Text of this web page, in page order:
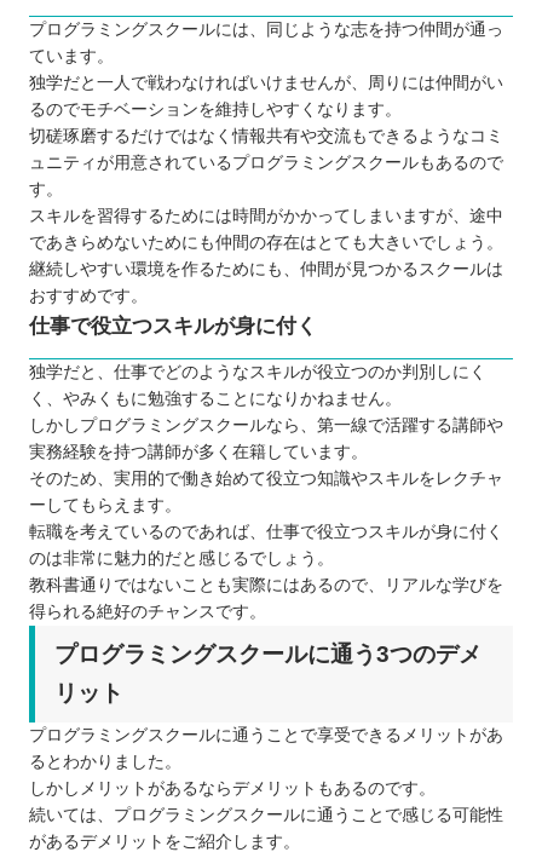
プログラミングスクールには、同じような志を持つ仲間が通っ
ています。
独学だと一人で戦わなければいけませんが、周りには仲間がい
るのでモチベーションを維持しやすくなります。
切磋琢磨するだけではなく情報共有や交流もできるようなコミ
ュニティが用意されているプログラミングスクールもあるので
す。
スキルを習得するためには時間がかかってしまいますが、途中
であきらめないためにも仲間の存在はとても大きいでしょう。
継続しやすい環境を作るためにも、仲間が見つかるスクールは
おすすめです。
仕事で役立つスキルが身に付く
独学だと、仕事でどのようなスキルが役立つのか判別しにく
く、やみくもに勉強することになりかねません。
しかしプログラミングスクールなら、第一線で活躍する講師や
実務経験を持つ講師が多く在籍しています。
そのため、実用的で働き始めて役立つ知識やスキルをレクチャ
ーしてもらえます。
転職を考えているのであれば、仕事で役立つスキルが身に付く
のは非常に魅力的だと感じるでしょう。
教科書通りではないことも実際にはあるので、リアルな学びを
得られる絶好のチャンスです。
プログラミングスクールに通う3つのデメ
リット
プログラミングスクールに通うことで享受できるメリットがあ
るとわかりました。
しかしメリットがあるならデメリットもあるのです。
続いては、プログラミングスクールに通うことで感じる可能性
があるデメリットをご紹介します。